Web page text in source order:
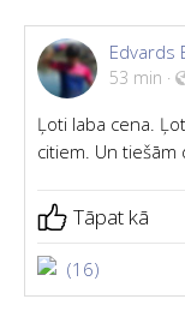
Edvards
53 min ·
Ļoti laba cena.
citiem. Un tiešām
Tāpat kā
(16)